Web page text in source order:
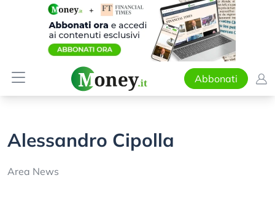
Abbonati
Alessandro Cipolla
Area News